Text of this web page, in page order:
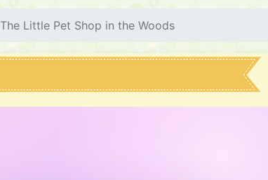
The Little Pet Shop in the Woods